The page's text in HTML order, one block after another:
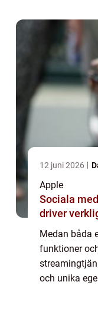
12 juni 2026
Apple
Sociala
driver
Medan båda
funktioner
och unika